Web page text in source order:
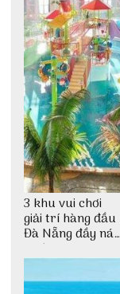
3 khu vui chơi
giải trí hàng đầu
Đà Nẵng đầy náo
nhiệt